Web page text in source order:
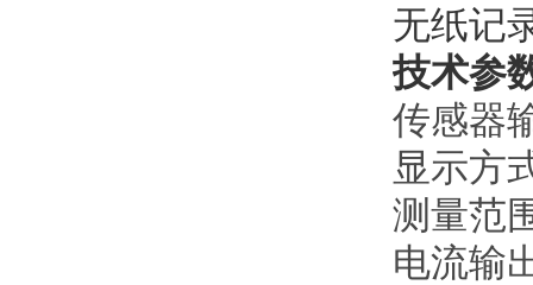
无纸记
技术参
传感器
显示方
测量范
电流输